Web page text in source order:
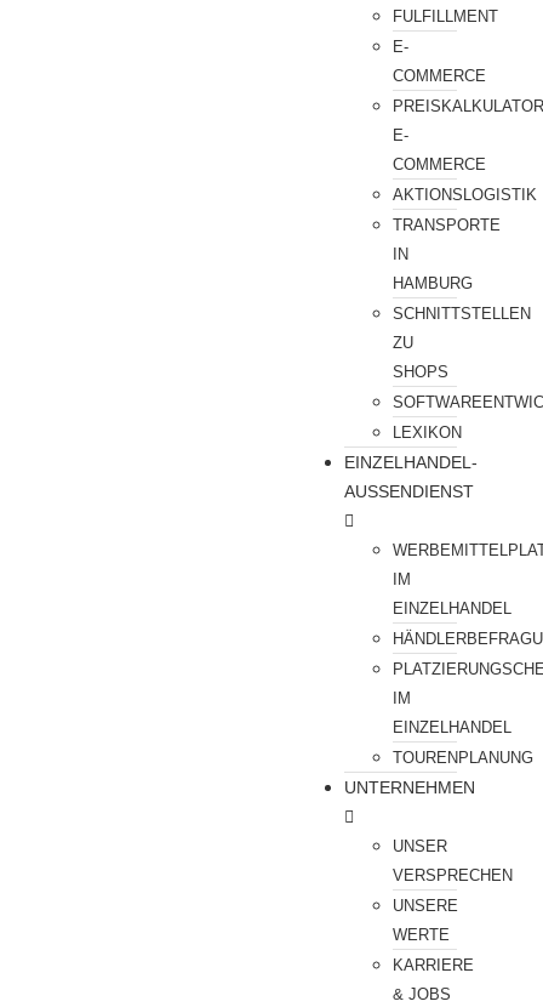
FULFILLMENT
E-
COMMERCE
E-
COMMERCE
AKTIONSLOGISTIK
TRANSPORTE
IN
HAMBURG
SCHNITTSTELLEN
ZU
SHOPS
LEXIKON
EINZELHANDEL-
AUSSENDIENST
IM
EINZELHANDEL
IM
EINZELHANDEL
TOURENPLANUNG
UNTERNEHMEN
UNSER
VERSPRECHEN
UNSERE
WERTE
KARRIERE
& JOBS